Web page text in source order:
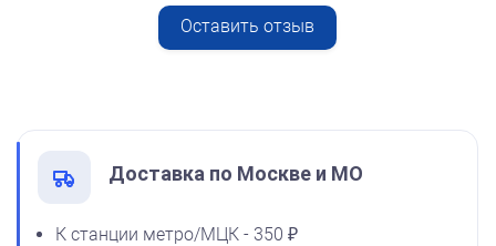
Заказать
Спиртовая краска NORIS
Оставить отзыв
Доставка по Москве и МО
К станции метро/МЦК - 350 ₽